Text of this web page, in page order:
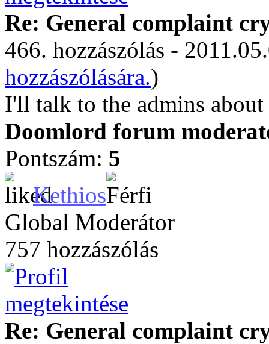
Re: General complaint
466. hozzászólás -
hozzászólására.)
I'll talk to the admins
Doomlord forum
Pontszám: 5
Kethios
Global Moderátor
757 hozzászólás
Re: General complaint